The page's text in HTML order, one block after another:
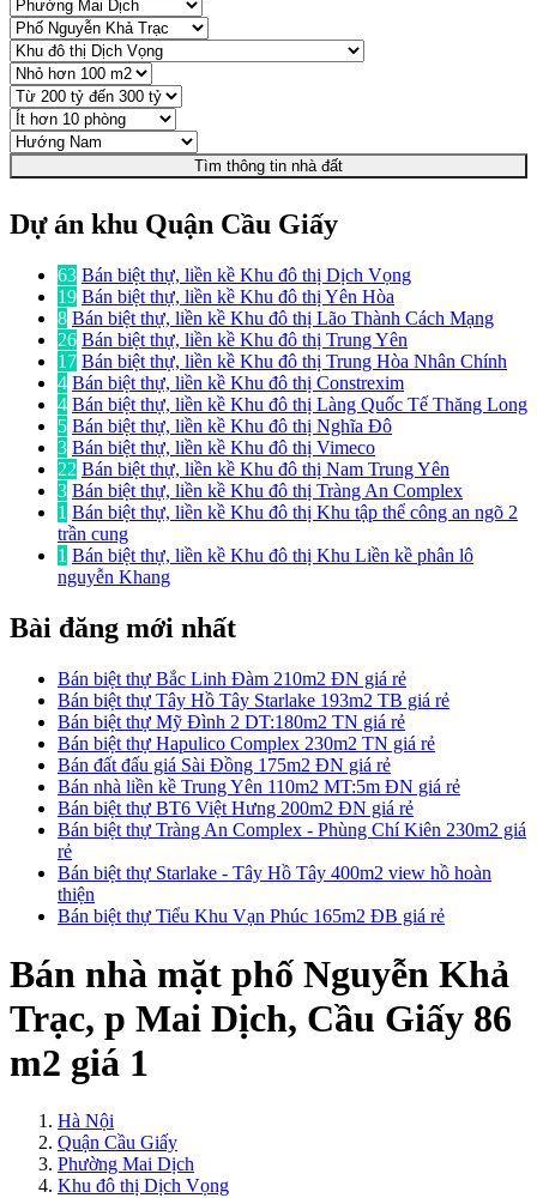
Tìm thông tin nhà đất
Dự án khu Quận Cầu Giấy
63 Bán biệt thự, liền kề Khu đô thị Dịch Vọng
19 Bán biệt thự, liền kề Khu đô thị Yên Hòa
8 Bán biệt thự, liền kề Khu đô thị Lão Thành Cách Mạng
26 Bán biệt thự, liền kề Khu đô thị Trung Yên
17 Bán biệt thự, liền kề Khu đô thị Trung Hòa Nhân Chính
4 Bán biệt thự, liền kề Khu đô thị Constrexim
4 Bán biệt thự, liền kề Khu đô thị Làng Quốc Tế Thăng Long
5 Bán biệt thự, liền kề Khu đô thị Nghĩa Đô
3 Bán biệt thự, liền kề Khu đô thị Vimeco
22 Bán biệt thự, liền kề Khu đô thị Nam Trung Yên
3 Bán biệt thự, liền kề Khu đô thị Tràng An Complex
1 Bán biệt thự, liền kề Khu đô thị Khu tập thể công an ngõ 2
trần cung
1 Bán biệt thự, liền kề Khu đô thị Khu Liền kề phân lô
nguyễn Khang
Bài đăng mới nhất
Bán biệt thự Bắc Linh Đàm 210m2 ĐN giá rẻ
Bán biệt thự Tây Hồ Tây Starlake 193m2 TB giá rẻ
Bán biệt thự Mỹ Đình 2 DT:180m2 TN giá rẻ
Bán biệt thự Hapulico Complex 230m2 TN giá rẻ
Bán đất đấu giá Sài Đồng 175m2 ĐN giá rẻ
Bán nhà liền kề Trung Yên 110m2 MT:5m ĐN giá rẻ
Bán biệt thự BT6 Việt Hưng 200m2 ĐN giá rẻ
Bán biệt thự Tràng An Complex - Phùng Chí Kiên 230m2 giá
rẻ
Bán biệt thự Starlake - Tây Hồ Tây 400m2 view hồ hoàn
thiện
Bán biệt thự Tiểu Khu Vạn Phúc 165m2 ĐB giá rẻ
Bán nhà mặt phố Nguyễn Khả
Trạc, p Mai Dịch, Cầu Giấy 86
m2 giá 1
Hà Nội
Quận Cầu Giấy
Phường Mai Dịch
Khu đô thị Dịch Vọng